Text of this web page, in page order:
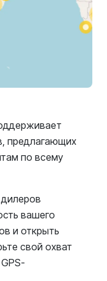
предлагающих
по всему
вашего
и открыть
свой охват